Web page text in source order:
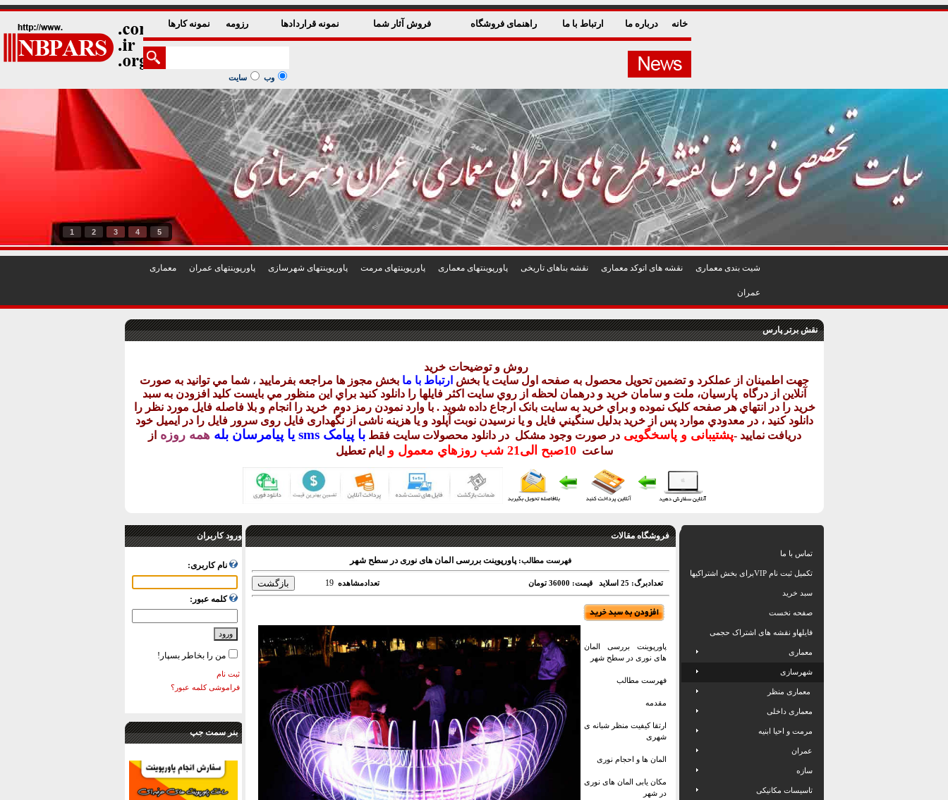
خانه درباره ما ارتباط با ما راهنمای فروشگاه فروش آثار شما نمونه قراردادها رزومه نمونه کارها
وب سایت
1 2 3 4 5
شيت بندی معماری نقشه های اتوکد معماری نقشه بناهای تاريخی پاورپوينتهای معماری پاورپوينتهای مرمت پاورپوينتهای شهرسازی پاورپوينتهای عمران معماری
عمران
نقش برتر پارس
روش و توضيحات خريد
جهت اطمينان از عملکرد و تضمين تحويل محصول به صفحه اول سايت يا بخش ارتباط با ما بخش مجوز ها مراجعه بفرماييد ، شما مي توانيد به صورت
آنلاين از درگاه پارسيان، ملت و سامان خريد و درهمان لحظه از روي سايت اکثر فايلها را دانلود کنيد براي اين منظور مي بايست کليد افزودن به سبد
خريد را در انتهاي هر صفحه کليک نموده و براي خريد به سايت بانک ارجاع داده شويد . با وارد نمودن رمز دوم خريد را انجام و بلا فاصله فايل مورد نظر را
دانلود کنيد ، در معدودي موارد پس از خريد بدليل سنگيني فايل و يا نرسيدن نوبت آپلود و يا هزينه ناشی از نگهداری فايل روی سرور فايل را در ايميل خود
دريافت نماييد -پشتيبانی و پاسخگويیدر صورت وجود مشکل در دانلود محصولات سايت فقطباپيامک sms يا پيامرسان بله همه روزه از
ساعت 10صبح الی21 شب روزهاي معمول و ايام تعطيل
ورود کاربران
نام کاربری:
کلمه عبور:
من را بخاطر بسپار!
ثبت نام
فراموشی کلمه عبور؟
بنر سمت جپ
فروشگاه مقالات
فهرست مطالب: پاورپوینت بررسی المان های نوری در سطح شهر
تعدادبرگ: 25 اسلاید قیمت: 36000 تومان تعدادمشاهده 19
پاورپوینت بررسی المان
های نوری در سطح شهر
فهرست مطالب
مقدمه
ارتقا کیفیت منظر شبانه ی
شهری
المان ها و احجام نوری
مکان یابی المان های نوری
در شهر
تماس با ما
تکمیل ثبت نام VIPبرای بخش اشتراکیها
سبد خرید
صفحه نخست
فایلهاو نقشه های اشتراک حجمی
معماری
شهرسازی
معماری منظر
معماری داخلی
مرمت و احیا ابنیه
عمران
سازه
تاسیسات مکانیکی